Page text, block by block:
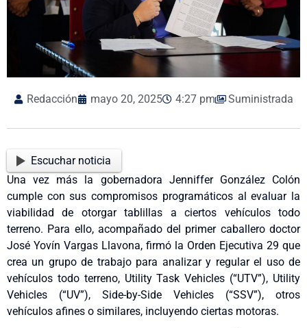
Redacción mayo 20, 2025 4:27 pm Suministrada
Escuchar noticia
Una vez más la gobernadora Jenniffer González Colón
cumple con sus compromisos programáticos al evaluar la
viabilidad de otorgar tablillas a ciertos vehículos todo
terreno. Para ello, acompañado del primer caballero doctor
José Yovín Vargas Llavona, firmó la Orden Ejecutiva 29 que
crea un grupo de trabajo para analizar y regular el uso de
vehículos todo terreno, Utility Task Vehicles (“UTV”), Utility
Vehicles (“UV”), Side-by-Side Vehicles (“SSV”), otros
vehículos afines o similares, incluyendo ciertas motoras.